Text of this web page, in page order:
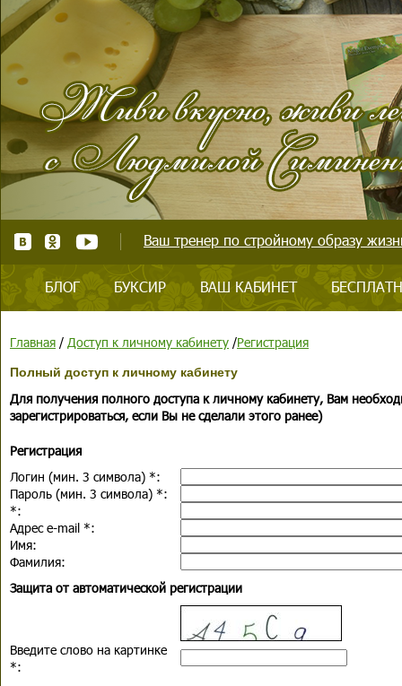
Ваш тренер по стройному образу
БЛОГ БУКСИР ВАШ КАБИНЕТ
Главная / Доступ к личному кабинету /Регистрация
Полный доступ к личному кабинету
Для получения полного доступа к личному кабинету, Вам
зарегистрироваться, если Вы не сделали этого ранее)
Регистрация
Логин (мин. 3 символа) *:
Пароль (мин. 3 символа) *:
*:
Адрес e-mail *:
Имя:
Фамилия:
Защита от автоматической регистрации
Введите слово на картинке
*: